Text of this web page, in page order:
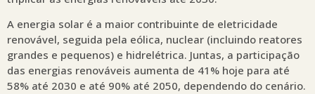
A energia solar é a maior contribuinte de eletricidade
renovável, seguida pela eólica, nuclear (incluindo reatores
grandes e pequenos) e hidrelétrica. Juntas, a participação
das energias renováveis aumenta de 41% hoje para até
58% até 2030 e até 90% até 2050, dependendo do cenário.